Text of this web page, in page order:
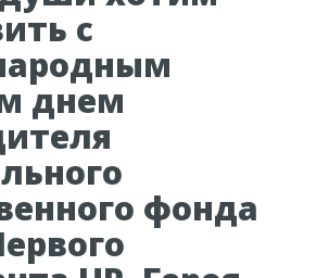
с
днем
фонда